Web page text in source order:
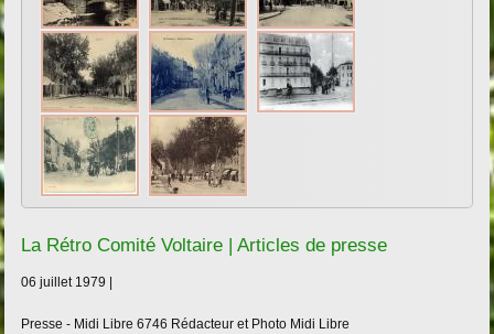
La Rétro Comité Voltaire | Articles de presse
06 juillet 1979 |
Presse - Midi Libre 6746 Rédacteur et Photo Midi Libre